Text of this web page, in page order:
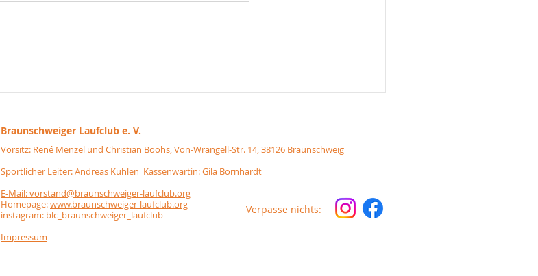
Braunschweiger Laufclub e. V.
Vorsitz: René Menzel und Christian Boohs, Von-Wrangell-Str. 14, 38126 Braunschweig
Sportlicher Leiter: Andreas Kuhlen Kassenwartin: Gila Bornhardt
E-Mail: vorstand@braunschweiger-laufclub.org
Homepage:www.braunschweiger-laufclub.org
instagram: blc_braunschweiger_laufclub
Impressum
Verpasse nichts: